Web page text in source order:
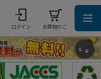
ログイン お買物かご